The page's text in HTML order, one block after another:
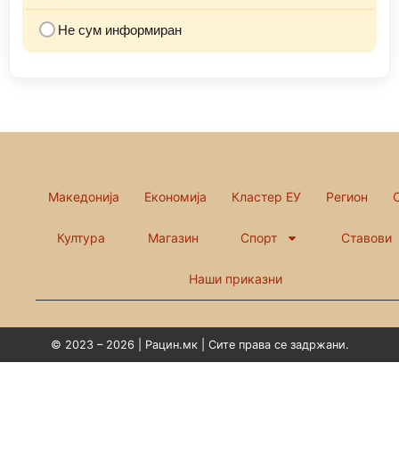
Не сум информиран
Македонија Економија Кластер ЕУ Регион
Култура Магазин Спорт Ставови
Наши приказни
© 2023 – 2026 | Рацин.мк | Сите права се задржани.